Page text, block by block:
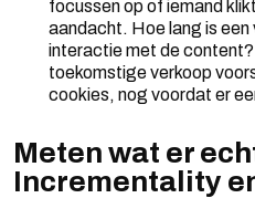
focussen op of iemand
aandacht. Hoe lang is een
interactie met de
toekomstige verkoop
cookies, nog voordat er
Meten wat er
Incrementality